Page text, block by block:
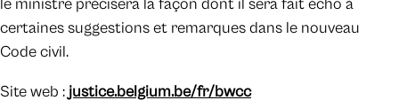
le ministre précisera la façon dont il sera fait écho à
certaines suggestions et remarques dans le nouveau
Code civil.
Site web :justice.belgium.be/fr/bwcc